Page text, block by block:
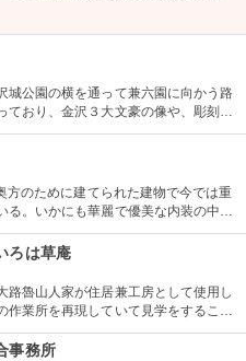
城公園の横を通って兼六園に向かう路
ており、金沢３大文豪の像や、彫刻が
の時期に蛍が見えることで有名で、蛍
る。
方のために建てられた建物で今では重
る。いかにも華麗で優美な内装の中で
たオランダ渡りのギヤマン、「謁見の
群青の間」を代表とする階上の鮮やか
がこの御殿の大きな特色。
ろは草庵
路魯山人家が住居兼工房として使用し
作業所を再現していて見学をすること
のみ限定販売のグッズなども購入でき
事務所